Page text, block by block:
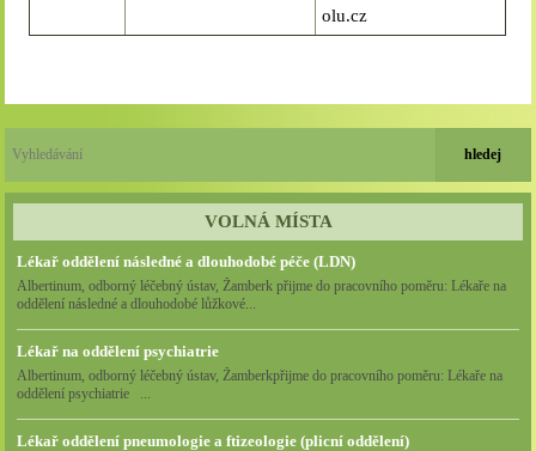
olu.cz
VOLNÁ MÍSTA
Lékař oddělení následné a dlouhodobé péče (LDN)
Albertinum, odborný léčebný ústav, Žamberk přijme do pracovního poměru: Lékaře na
oddělení následné a dlouhodobé lůžkové...
Lékař na oddělení psychiatrie
Albertinum, odborný léčebný ústav, Žamberkpřijme do pracovního poměru: Lékaře na
oddělení psychiatrie ...
Lékař oddělení pneumologie a ftizeologie (plicní oddělení)